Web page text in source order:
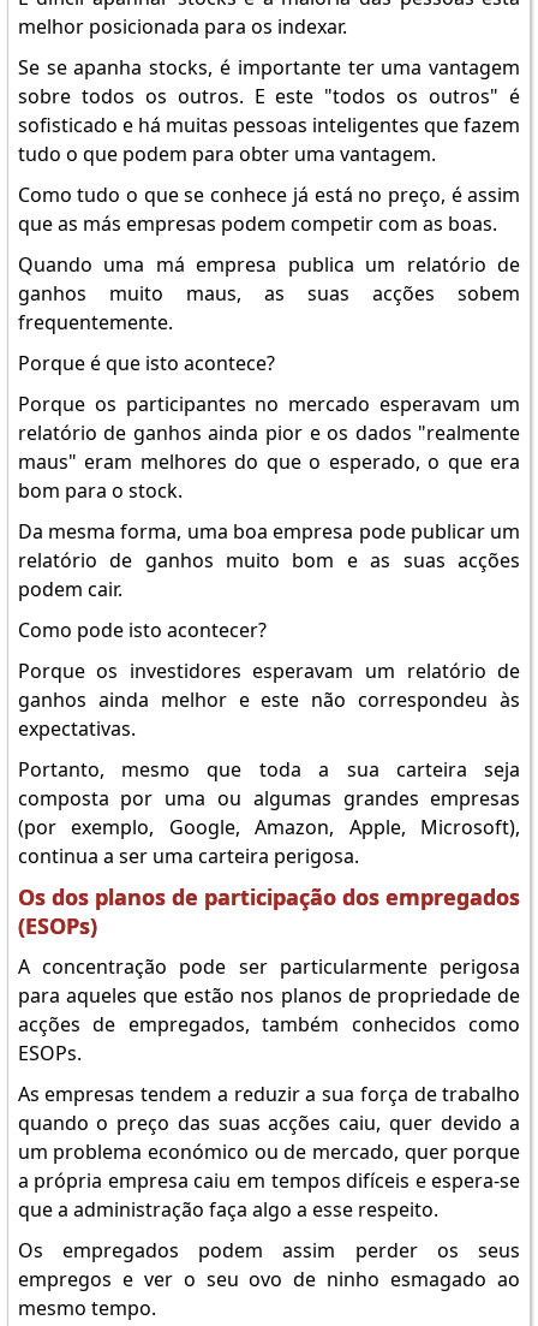
melhor posicionada para os indexar.
Se se apanha stocks, é importante ter uma vantagem
sobre todos os outros. E este "todos os outros" é
sofisticado e há muitas pessoas inteligentes que fazem
tudo o que podem para obter uma vantagem.
Como tudo o que se conhece já está no preço, é assim
que as más empresas podem competir com as boas.
Quando uma má empresa publica um relatório de
ganhos muito maus, as suas acções sobem
frequentemente.
Porque é que isto acontece?
Porque os participantes no mercado esperavam um
relatório de ganhos ainda pior e os dados "realmente
maus" eram melhores do que o esperado, o que era
bom para o stock.
Da mesma forma, uma boa empresa pode publicar um
relatório de ganhos muito bom e as suas acções
podem cair.
Como pode isto acontecer?
Porque os investidores esperavam um relatório de
ganhos ainda melhor e este não correspondeu às
expectativas.
Portanto, mesmo que toda a sua carteira seja
composta por uma ou algumas grandes empresas
(por exemplo, Google, Amazon, Apple, Microsoft),
continua a ser uma carteira perigosa.
Os dos planos de participação dos empregados
(ESOPs)
A concentração pode ser particularmente perigosa
para aqueles que estão nos planos de propriedade de
acções de empregados, também conhecidos como
ESOPs.
As empresas tendem a reduzir a sua força de trabalho
quando o preço das suas acções caiu, quer devido a
um problema económico ou de mercado, quer porque
a própria empresa caiu em tempos difíceis e espera-se
que a administração faça algo a esse respeito.
Os empregados podem assim perder os seus
empregos e ver o seu ovo de ninho esmagado ao
mesmo tempo.